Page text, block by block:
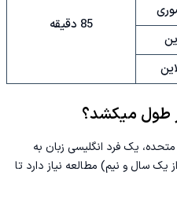
85 دقیقه
طول میکشد؟
یک فرد انگلیسی زبان به
88 هفته (بیش از یک سال و نیم) مطالعه نیاز دارد تا